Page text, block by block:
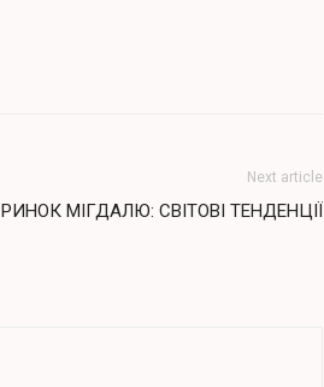
Next article
РИНОК МІГДАЛЮ: СВІТОВІ ТЕНДЕНЦІЇ